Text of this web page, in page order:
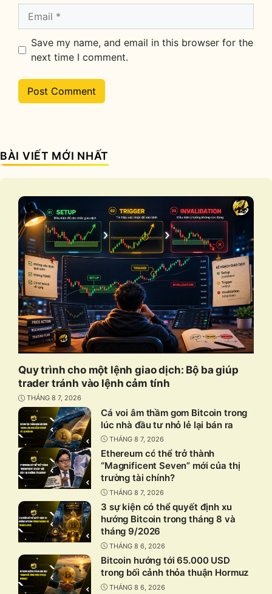
Email
Save my name, and email in this browser for the
next time I comment.
BÀI VIẾT MỚI NHẤT
Quy trình cho một lệnh giao dịch: Bộ ba giúp
trader tránh vào lệnh cảm tính
THÁNG 8 7, 2026
Cá voi âm thầm gom Bitcoin trong
lúc nhà đầu tư nhỏ lẻ lại bán ra
THÁNG 8 7, 2026
Ethereum có thể trở thành
“Magnificent Seven” mới của thị
trường tài chính?
THÁNG 8 7, 2026
3 sự kiện có thể quyết định xu
hướng Bitcoin trong tháng 8 và
tháng 9/2026
THÁNG 8 6, 2026
Bitcoin hướng tới 65.000 USD
trong bối cảnh thỏa thuận Hormuz
THÁNG 8 6, 2026